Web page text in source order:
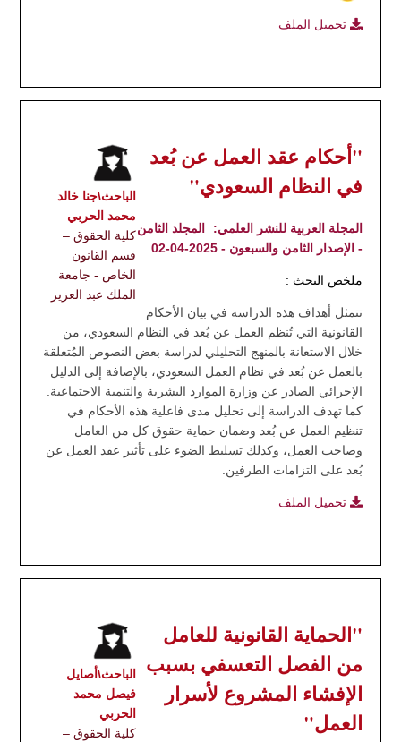
تحميل الملف
الباحث\جنا خالد
محمد الحربي
كلية الحقوق –
قسم القانون
الخاص - جامعة
الملك عبد العزيز
"أحكام عقد العمل عن بُعد
في النظام السعودي"
المجلة العربية للنشر العلمي:
المجلد الثامن
- الإصدار الثامن والسبعون - 2025-04-02
ملخص البحث :
تتمثل أهداف هذه الدراسة في بيان الأحكام
القانونية التي تُنظم العمل عن بُعد في النظام السعودي، من
خلال الاستعانة بالمنهج التحليلي لدراسة بعض النصوص المُتعلقة
بالعمل عن بُعد في نظام العمل السعودي، بالإضافة إلى الدليل
الإجرائي الصادر عن وزارة الموارد البشرية والتنمية الاجتماعية.
كما تهدف الدراسة إلى تحليل مدى فاعلية هذه الأحكام في
تنظيم العمل عن بُعد وضمان حماية حقوق كل من العامل
وصاحب العمل، وكذلك تسليط الضوء على تأثير عقد العمل عن
بُعد على التزامات الطرفين.
تحميل الملف
الباحث\أصايل
فيصل محمد
الحربي
كلية الحقوق –
"الحماية القانونية للعامل
من الفصل التعسفي بسبب
الإفشاء المشروع لأسرار
العمل"